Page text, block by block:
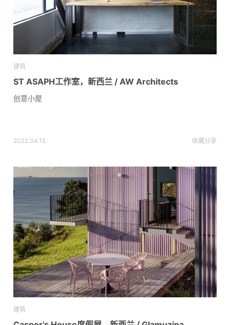
建筑
ST ASAPH工作室，新西兰 / AW Architects
创意小屋
2022.04.15 收藏分享
建筑